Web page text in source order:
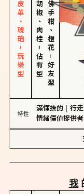
皮革、琥珀－玩樂型 胡椒、肉桂
－
佔有型
佛手柑、橙花
－
好友型
特性
滿懂撩的 行
情緒價值提供者
我